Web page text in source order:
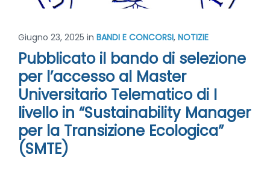
Giugno 23, 2025 in BANDI E CONCORSI, NOTIZIE
Pubblicato il bando di selezione
per l’accesso al Master
Universitario Telematico di I
livello in “Sustainability Manager
per la Transizione Ecologica”
(SMTE)